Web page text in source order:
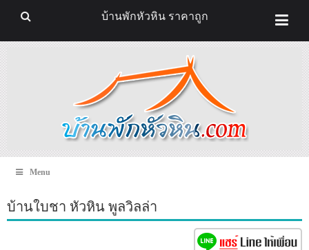
Menu
บ้านใบชา หัวหิน พูลวิลล่า
บ้านพักหัวหิน ราคาถูก